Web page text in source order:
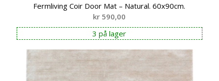
Fermliving Coir Door Mat – Natural. 60x90cm.
kr 590,00
3 på lager